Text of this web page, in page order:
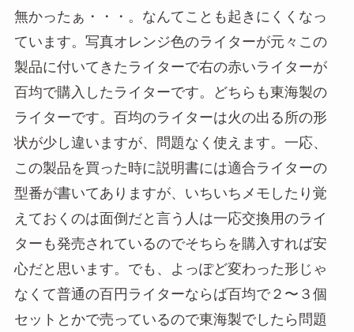
無かったぁ・・・。なんてことも起きにくくなっ
ています。写真オレンジ色のライターが元々この
製品に付いてきたライターで右の赤いライターが
百均で購入したライターです。どちらも東海製の
ライターです。百均のライターは火の出る所の形
状が少し違いますが、問題なく使えます。一応、
この製品を買った時に説明書には適合ライターの
型番が書いてありますが、いちいちメモしたり覚
えておくのは面倒だと言う人は一応交換用のライ
ターも発売されているのでそちらを購入すれば安
心だと思います。でも、よっぽど変わった形じゃ
なくて普通の百円ライターならば百均で２〜３個
セットとかで売っているので東海製でしたら問題